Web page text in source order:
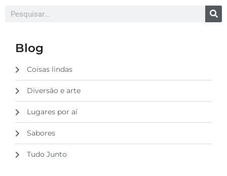
Blog
Coisas lindas
Diversão e arte
Lugares por aí
Sabores
Tudo Junto